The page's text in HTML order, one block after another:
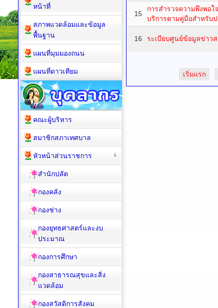
15
การสำรวจความพึงพอ
บริการตามคู่มือสำหรับ
16 ระเบียบศูนย์ข้อมูลข่าว
เริ่มแรก
หน้าที่
สภาพแวดล้อมและข้อมูล
พื้นฐาน
แผนที่มุมมองถนน
แผนที่ดาวเทียม
คณะผู้บริหาร
สมาชิกสภาเทศบาล
หัวหน้าส่วนราชการ
สำนักปลัด
กองคลัง
กองช่าง
กองยุทธศาสตร์และงบ
ประมาณ
กองการศึกษา
กองสาธารณสุขและสิ่ง
แวดล้อม
กองสวัสดิการสังคม